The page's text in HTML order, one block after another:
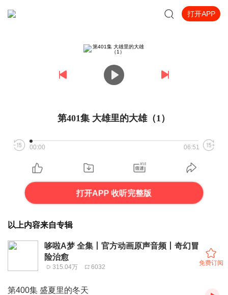
打开APP
第401集 大雄里的大雄（1）
00:00 06:51
打开APP 收听完整版
以上内容来自专辑
哆啦A梦 全集丨官方动画原声音频丨奇幻冒
险治愈
315.04万 6032
免费订阅
第400集 盛夏里的冬天